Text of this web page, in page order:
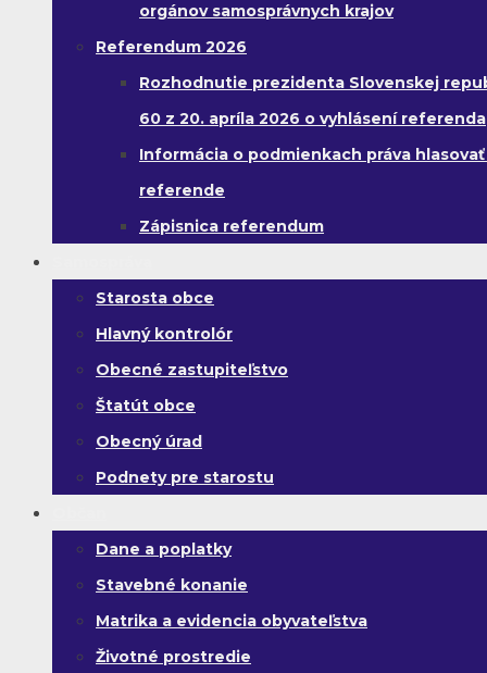
orgánov samosprávnych krajov
Referendum 2026
Rozhodnutie prezidenta Slovenskej
60 z 20. apríla 2026 o vyhlásení referenda
Informácia o podmienkach práva hlasovať
referende
Zápisnica referendum
Starosta obce
Hlavný kontrolór
Obecné zastupiteľstvo
Štatút obce
Obecný úrad
Podnety pre starostu
Dane a poplatky
Stavebné konanie
Matrika a evidencia obyvateľstva
Životné prostredie